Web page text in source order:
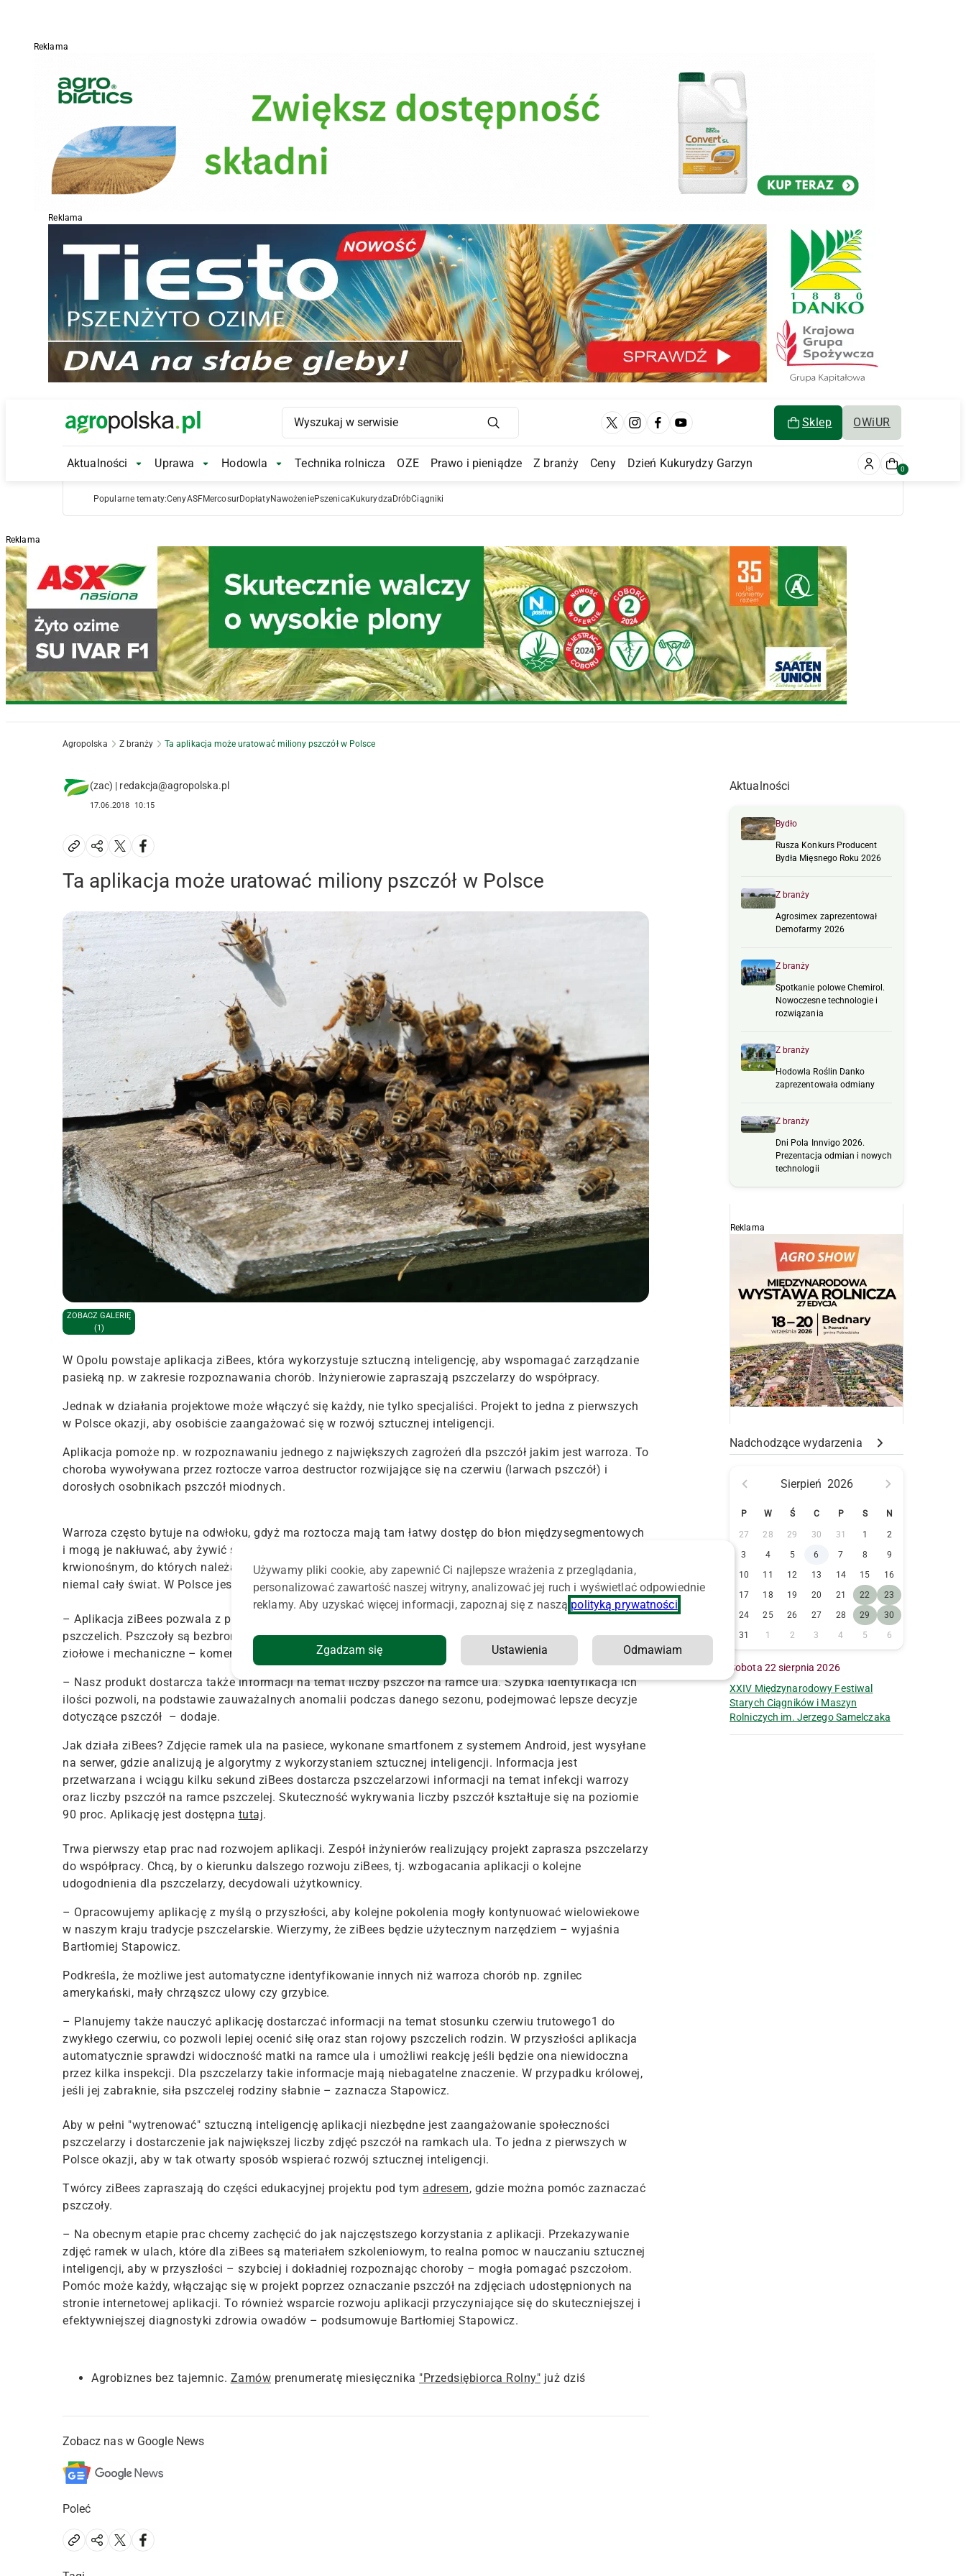
Reklama
Reklama
Main Logo Sklep OWiUR
Main Navigation
Aktualności Aktualności Submenu
Uprawa Uprawa Submenu
Hodowla Hodowla Submenu
Technika rolnicza OZE Prawo i pieniądze Z branży Ceny Dzień Kukurydzy Garzyn 0
Popularne tematy:CenyASFMercosurDopłatyNawożeniePszenica Kukurydza DróbCiągniki
Reklama
Agropolska Z branży Ta aplikacja może uratować miliony pszczół w Polsce
(zac) | redakcja@agropolska.pl
17.06.2018 10:15
Ta aplikacja może uratować miliony pszczół w Polsce
ZOBACZ GALERIĘ
(1)
W Opolu powstaje aplikacja ziBees, która wykorzystuje sztuczną inteligencję, aby wspomagać zarządzanie
pasieką np. w zakresie rozpoznawania chorób. Inżynierowie zapraszają pszczelarzy do współpracy.
Jednak w działania projektowe może włączyć się każdy, nie tylko specjaliści. Projekt to jedna z pierwszych
w Polsce okazji, aby osobiście zaangażować się w rozwój sztucznej inteligencji.
Aplikacja pomoże np. w rozpoznawaniu jednego z największych zagrożeń dla pszczół jakim jest warroza. To
choroba wywoływana przez roztocze varroa destructor rozwijające się na czerwiu (larwach pszczół) i
dorosłych osobnikach pszczół miodnych.
Warroza często bytuje na odwłoku, gdyż ma roztocza mają tam łatwy dostęp do błon międzysegmentowych
i mogą je nakłuwać, aby żywić się hemolimfą, czyli płynem ustrojowym owadów z otwartym układem
krwionośnym, do których należą pszczoły. Została przyniesiona z Azji i w ciągu 40 lat opanowała cały
niemal cały świat. W Polsce jest obecna od lat 80.
– Aplikacja ziBees pozwala z precyzją większą niż ludzkie oko wykryć tę jedną z najgroźniejszych chorób
pszczelich. Pszczoły są bezbronne przed pasożytem, a w celu ich leczenia stosuje się metody chemiczne,
ziołowe i mechaniczne – komentuje Bartłomiej Stapowicz, junior product manager w ziBees.
– Nasz produkt dostarcza także informacji na temat liczby pszczół na ramce ula. Szybka identyfikacja ich
ilości pozwoli, na podstawie zauważalnych anomalii podczas danego sezonu, podejmować lepsze decyzje
dotyczące pszczół – dodaje.
Jak działa ziBees? Zdjęcie ramek ula na pasiece, wykonane smartfonem z systemem Android, jest wysyłane
na serwer, gdzie analizują je algorytmy z wykorzystaniem sztucznej inteligencji. Informacja jest
przetwarzana i wciągu kilku sekund ziBees dostarcza pszczelarzowi informacji na temat infekcji warrozy
oraz liczby pszczół na ramce pszczelej. Skuteczność wykrywania liczby pszczół kształtuje się na poziomie
90 proc. Aplikację jest dostępna tutaj.
Trwa pierwszy etap prac nad rozwojem aplikacji. Zespół inżynierów realizujący projekt zaprasza pszczelarzy
do współpracy. Chcą, by o kierunku dalszego rozwoju ziBees, tj. wzbogacania aplikacji o kolejne
udogodnienia dla pszczelarzy, decydowali użytkownicy.
– Opracowujemy aplikację z myślą o przyszłości, aby kolejne pokolenia mogły kontynuować wielowiekowe
w naszym kraju tradycje pszczelarskie. Wierzymy, że ziBees będzie użytecznym narzędziem – wyjaśnia
Bartłomiej Stapowicz.
Podkreśla, że możliwe jest automatyczne identyfikowanie innych niż warroza chorób np. zgnilec
amerykański, mały chrząszcz ulowy czy grzybice.
– Planujemy także nauczyć aplikację dostarczać informacji na temat stosunku czerwiu trutowego1 do
zwykłego czerwiu, co pozwoli lepiej ocenić siłę oraz stan rojowy pszczelich rodzin. W przyszłości aplikacja
automatycznie sprawdzi widoczność matki na ramce ula i umożliwi reakcję jeśli będzie ona niewidoczna
przez kilka inspekcji. Dla pszczelarzy takie informacje mają niebagatelne znaczenie. W przypadku królowej,
jeśli jej zabraknie, siła pszczelej rodziny słabnie – zaznacza Stapowicz.
Aby w pełni "wytrenować" sztuczną inteligencję aplikacji niezbędne jest zaangażowanie społeczności
pszczelarzy i dostarczenie jak największej liczby zdjęć pszczół na ramkach ula. To jedna z pierwszych w
Polsce okazji, aby w tak otwarty sposób wspierać rozwój sztucznej inteligencji.
Twórcy ziBees zapraszają do części edukacyjnej projektu pod tym adresem, gdzie można pomóc zaznaczać
pszczoły.
– Na obecnym etapie prac chcemy zachęcić do jak najczęstszego korzystania z aplikacji. Przekazywanie
zdjęć ramek w ulach, które dla ziBees są materiałem szkoleniowym, to realna pomoc w nauczaniu sztucznej
inteligencji, aby w przyszłości – szybciej i dokładniej rozpoznając choroby – mogła pomagać pszczołom.
Pomóc może każdy, włączając się w projekt poprzez oznaczanie pszczół na zdjęciach udostępnionych na
stronie internetowej aplikacji. To również wsparcie rozwoju aplikacji przyczyniające się do skuteczniejszej i
efektywniejszej diagnostyki zdrowia owadów – podsumowuje Bartłomiej Stapowicz.
Agrobiznes bez tajemnic. Zamów prenumeratę miesięcznika "Przedsiębiorca Rolny" już dziś
Zobacz nas w Google News
Poleć
Aktualności
Bydło
Rusza Konkurs Producent
Bydła Mięsnego Roku 2026
Z branży
Agrosimex zaprezentował
Demofarmy 2026
Z branży
Spotkanie polowe Chemirol.
Nowoczesne technologie i
rozwiązania
Z branży
Hodowla Roślin Danko
zaprezentowała odmiany
Z branży
Dni Pola Innvigo 2026.
Prezentacja odmian i nowych
technologii
Reklama
Nadchodzące wydarzenia
Sierpień 2026
P W Ś C P S N
27 28 29 30 31 1
2
3
4 5 6 7 8
9
10
11 12 13 14 15
16
17
18 19 20 21 22
23
24
25 26 27 28 29
30
31
1 2 3 4 5 6
Sobota 22 sierpnia 2026
XXIV Międzynarodowy Festiwal
Starych Ciągników i Maszyn
Rolniczych im. Jerzego Samelczaka
Używamy pliki cookie, aby zapewnić Ci najlepsze wrażenia z przeglądania,
personalizować zawartość naszej witryny, analizować jej ruch i wyświetlać odpowiednie
reklamy. Aby uzyskać więcej informacji, zapoznaj się z naszą polityką prywatności
Zgadzam się Ustawienia Odmawiam